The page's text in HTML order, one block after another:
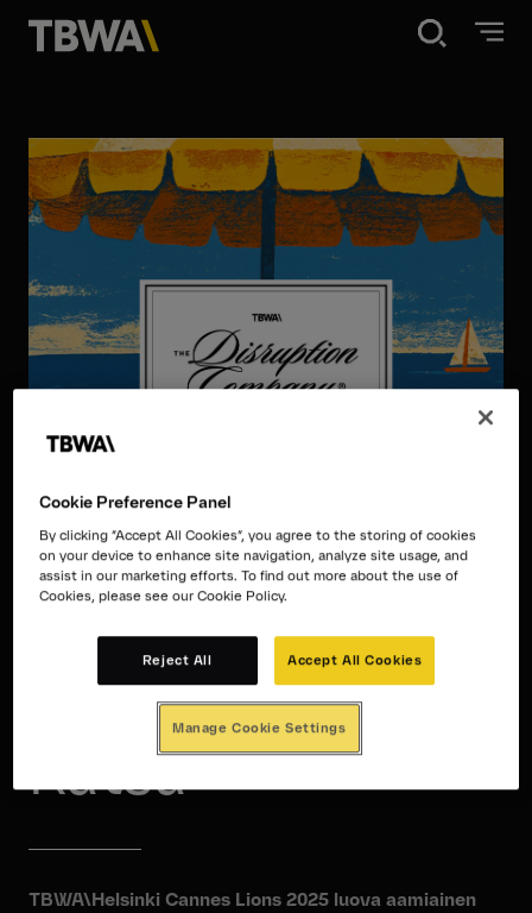
What we do
Work
About
Kutsu
TBWA\Helsinki Cannes Lions 2025 luova aamiainen
Cookie Preference Panel
By clicking “Accept All Cookies”, you agree to the storing of cookies
on your device to enhance site navigation, analyze site usage, and
assist in our marketing efforts. To find out more about the use of
Cookies, please see our Cookie Policy.
Reject All Accept All Cookies
Manage Cookie Settings